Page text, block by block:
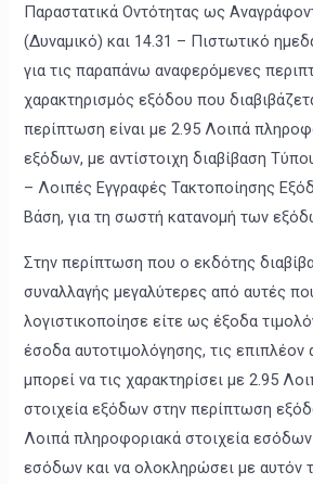
Παραστατικά Οντότητας ως
(Δυναμικό) και 14.31 – Πιστωτικό
για τις παραπάνω αναφερόμενες
χαρακτηρισμός εξόδου που
περίπτωση είναι με 2.95 Λοιπά
εξόδων, με αντίστοιχη διαβίβαση
– Λοιπές Εγγραφές Τακτοποίησης
Βάση, για τη σωστή κατανομή των
Στην περίπτωση που ο εκδότης
συναλλαγής μεγαλύτερες από αυτές
λογιστικοποίησε είτε ως έξοδα
έσοδα αυτοτιμολόγησης, τις επιπλέον
μπορεί να τις χαρακτηρίσει με 2.95
στοιχεία εξόδων στην περίπτωση
Λοιπά πληροφοριακά στοιχεία
εσόδων και να ολοκληρώσει με αυτόν